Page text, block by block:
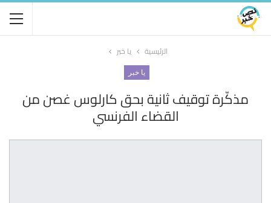
الرئيسية يا خبر
يا خبر
مذكّرة توقيف ثانية بحق كارلوس غصن من
القضاء الفرنسي